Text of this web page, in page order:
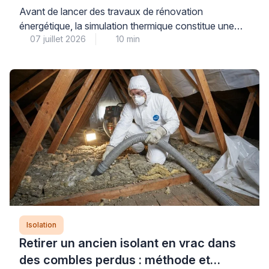
énergétique ?
Avant de lancer des travaux de rénovation
énergétique, la simulation thermique constitue une
étape déterminante pour évaluer précisément les
de consommation. Plusieurs niveaux d’analyse
existent, du simulateur gratuit en ligne à l’audit
énergétique réglementaire réalisé par un bureau
d’études qualifié, chacun répondant à des objectifs
distincts […]
07 juillet 2026 10 min
Isolation
Retirer un ancien isolant en vrac dans
des combles perdus : méthode et